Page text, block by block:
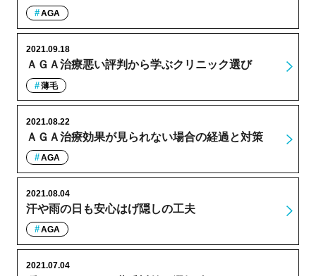
AGA
ＡＧＡ治療悪い評判から学ぶクリニック選び
2021.09.18
薄毛
ＡＧＡ治療効果が見られない場合の経過と対策
2021.08.22
AGA
汗や雨の日も安心はげ隠しの工夫
2021.08.04
AGA
2021.07.04